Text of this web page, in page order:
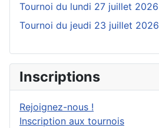
Tournoi du lundi 27 juillet 2026
Tournoi du jeudi 23 juillet 2026
Inscriptions
Rejoignez-nous !
Inscription aux tournois